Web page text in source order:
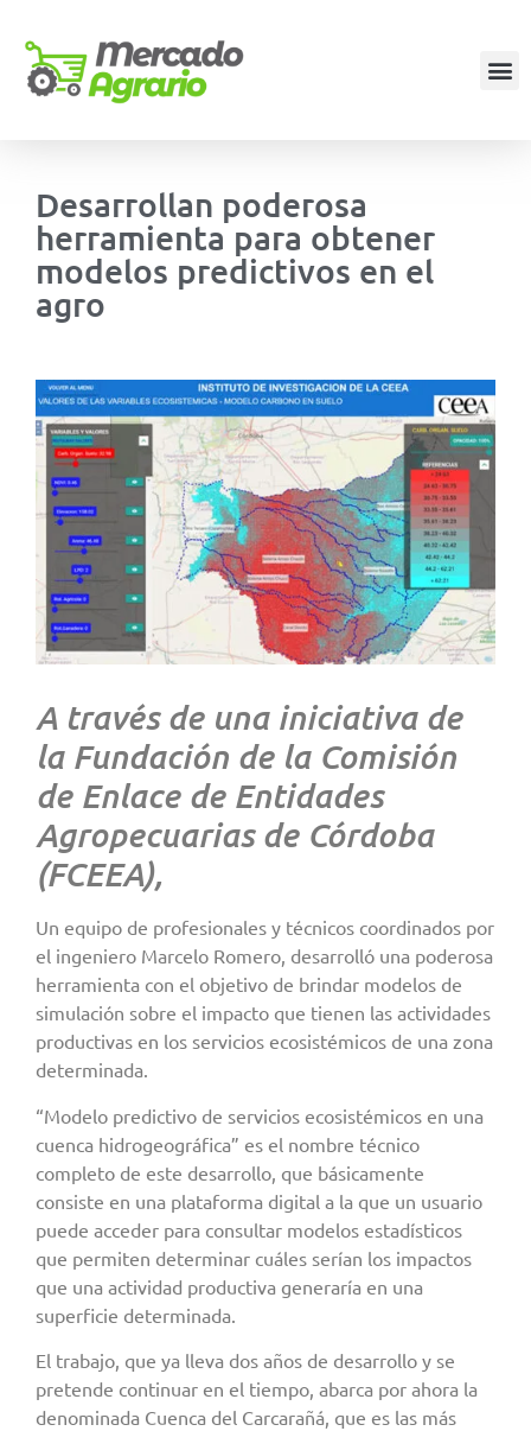
Desarrollan poderosa
herramienta para obtener
modelos predictivos en el
agro
A través de una iniciativa de
la Fundación de la Comisión
de Enlace de Entidades
Agropecuarias de Córdoba
(FCEEA),
Un equipo de profesionales y técnicos coordinados por
el ingeniero Marcelo Romero, desarrolló una poderosa
herramienta con el objetivo de brindar modelos de
simulación sobre el impacto que tienen las actividades
productivas en los servicios ecosistémicos de una zona
determinada.
“Modelo predictivo de servicios ecosistémicos en una
cuenca hidrogeográfica” es el nombre técnico
completo de este desarrollo, que básicamente
consiste en una plataforma digital a la que un usuario
puede acceder para consultar modelos estadísticos
que permiten determinar cuáles serían los impactos
que una actividad productiva generaría en una
superficie determinada.
El trabajo, que ya lleva dos años de desarrollo y se
pretende continuar en el tiempo, abarca por ahora la
denominada Cuenca del Carcarañá, que es las más